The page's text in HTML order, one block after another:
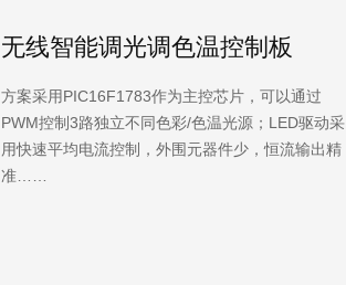
无线智能调光调色温控制板
方案采用PIC16F1783作为主控芯片，可以通过
PWM控制3路独立不同色彩/色温光源；LED驱动采
用快速平均电流控制，外围元器件少，恒流输出精
准……